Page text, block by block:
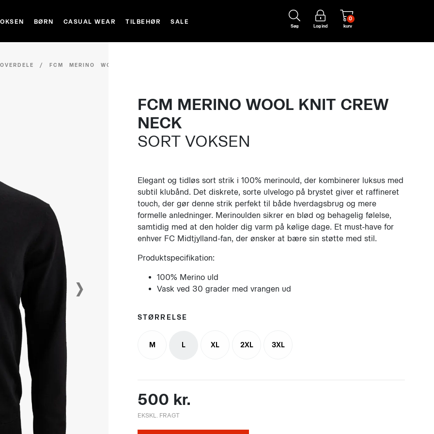
BØRN CASUAL WEAR TILBEHØR SALE
Søg Log ind kurv
0
OVERDELE /FCM MERINO WOOL
›
FCM MERINO WOOL KNIT CREW
NECK
SORT VOKSEN
Elegant og tidløs sort strik i 100% merinould, der kombinerer luksus med
subtil klubånd. Det diskrete, sorte ulvelogo på brystet giver et raffineret
touch, der gør denne strik perfekt til både hverdagsbrug og mere
formelle anledninger. Merinoulden sikrer en blød og behagelig følelse,
samtidig med at den holder dig varm på kølige dage. Et must-have for
enhver FC Midtjylland-fan, der ønsker at bære sin støtte med stil.
Produktspecifikation:
100% Merino uld
Vask ved 30 grader med vrangen ud
STØRRELSE
M L XL 2XL 3XL
500 kr.
EKSKL. FRAGT